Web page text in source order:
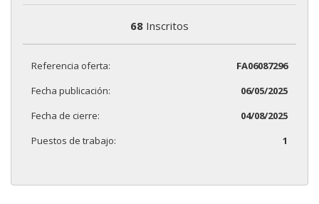
68 Inscritos
Referencia oferta:
FA06087296
Fecha publicación:
06/05/2025
Fecha de cierre:
04/08/2025
Puestos de trabajo:
1